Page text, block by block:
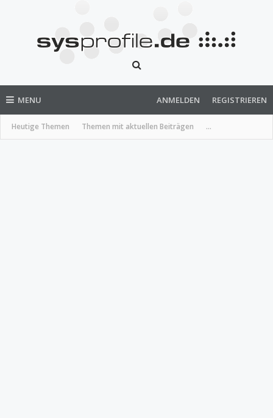
MENU
Heutige Themen Themen mit aktuellen Beiträgen ...
ANMELDEN REGISTRIEREN